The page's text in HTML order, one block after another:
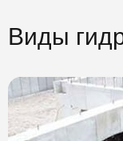
Виды